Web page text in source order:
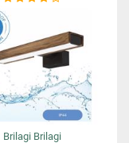
Brilagi Brilagi